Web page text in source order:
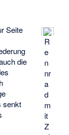
R
e
n
nr
a
d
m
it
Z
Seite
die
senkt